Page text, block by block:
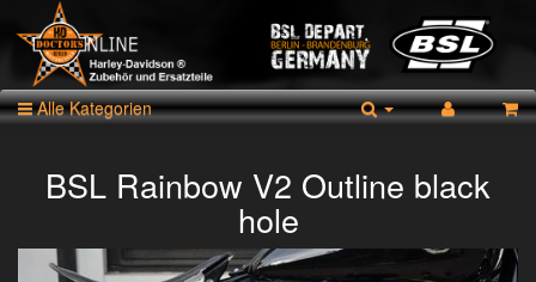
Alle Kategorien
BSL Rainbow V2 Outline black
hole